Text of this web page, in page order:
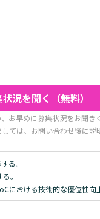
況を聞く（無料）
お早めに募集状況をお聞き
ては、お問い合わせ後に説
る。
。
における技術的な優位性向